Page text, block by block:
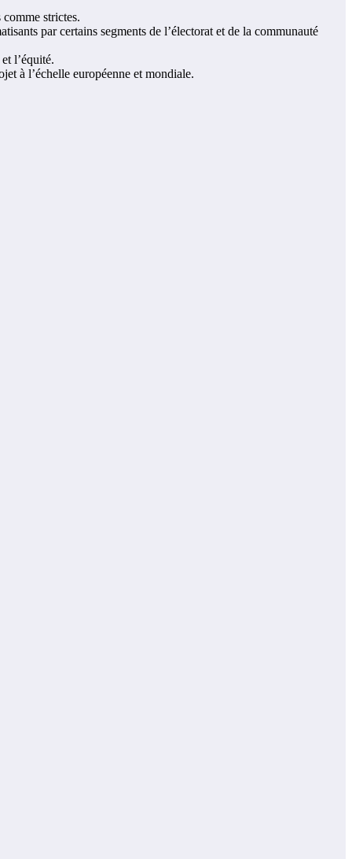
strictes.
par certains segments de l’électorat et de la communauté
l’équité.
à l’échelle européenne et mondiale.